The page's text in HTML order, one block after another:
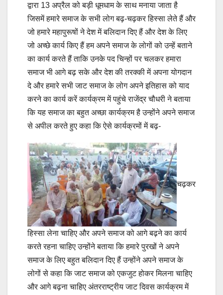
द्वारा 13 अप्रैल को बड़ी धूमधाम के साथ मनाया जाता है
जिसमें हमारे समाज के सभी लोग बढ़-चढ़कर हिस्सा लेते हैं और
जो हमारे महापुरूषों ने देश में बलिदान दिए हैं और देश के लिए
जो अच्छे कार्य किए हैं हम अपने समाज के लोगों को उन्हें बताने
का कार्य करते हैं ताकि उनके पद चिन्हों पर चलकर हमारा
समाज भी आगे बढ़ सके और देश की तरक्की में अपना योगदान
दे और हमारे सभी जाट समाज के लोग अपने इतिहास को याद
करने का कार्य करें कार्यक्रम में पहुंचे राजेंद्र चौधरी ने बताया
कि यह समाज का बहुत अच्छा कार्यक्रम है उन्होंने अपने समाज
से अपील करते हुए कहा कि ऐसे कार्यक्रमों में बढ़-
चढ़कर
हिस्सा लेना चाहिए और अपने समाज को आगे बढ़ने का कार्य
करते रहना चाहिए उन्होंने बताया कि हमारे पुरखों ने अपने
समाज के लिए बहुत बलिदान दिए हैं उन्होंने अपने समाज के
लोगों से कहा कि जाट समाज को एकजुट होकर मिलना चाहिए
और आगे बढ़ना चाहिए अंतरराष्ट्रीय जाट दिवस कार्यक्रम में